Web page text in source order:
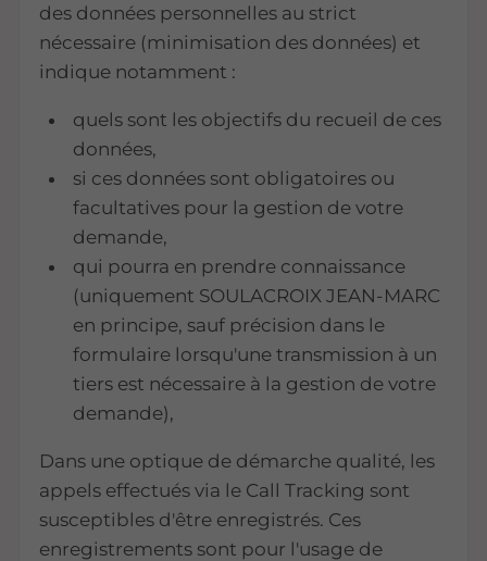
des données personnelles au strict
nécessaire (minimisation des données) et
indique notamment :
quels sont les objectifs du recueil de ces
données,
si ces données sont obligatoires ou
facultatives pour la gestion de votre
demande,
qui pourra en prendre connaissance
(uniquement SOULACROIX JEAN-MARC
en principe, sauf précision dans le
formulaire lorsqu'une transmission à un
tiers est nécessaire à la gestion de votre
demande),
Dans une optique de démarche qualité, les
appels effectués via le Call Tracking sont
susceptibles d'être enregistrés. Ces
enregistrements sont pour l'usage de